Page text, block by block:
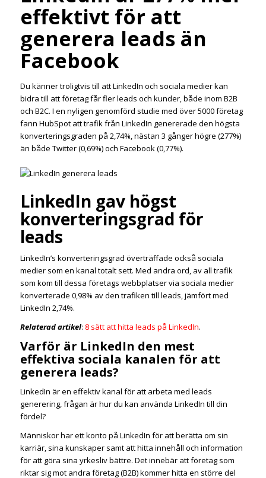
effektivt för att
generera leads än
Facebook
Du känner troligtvis till att LinkedIn och sociala medier kan
bidra till att företag får fler leads och kunder, både inom B2B
och B2C. I en nyligen genomförd studie med över 5000 företag
fann HubSpot att trafik från LinkedIn genererade den högsta
konverteringsgraden på 2,74%, nästan 3 gånger högre (277%)
än både Twitter (0,69%) och Facebook (0,77%).
LinkedIn gav högst
konverteringsgrad för
leads
LinkedIn’s konverteringsgrad överträffade också sociala
medier som en kanal totalt sett. Med andra ord, av all trafik
som kom till dessa företags webbplatser via sociala medier
konverterade 0,98% av den trafiken till leads, jämfört med
LinkedIn 2,74%.
Relaterad artikel: 8 sätt att hitta leads på LinkedIn.
Varför är LinkedIn den mest
effektiva sociala kanalen för att
generera leads?
LinkedIn är en effektiv kanal för att arbeta med leads
generering, frågan är hur du kan använda LinkedIn till din
fördel?
Människor har ett konto på LinkedIn för att berätta om sin
karriär, sina kunskaper samt att hitta innehåll och information
för att göra sina yrkesliv bättre. Det innebär att företag som
riktar sig mot andra företag (B2B) kommer hitta en större del